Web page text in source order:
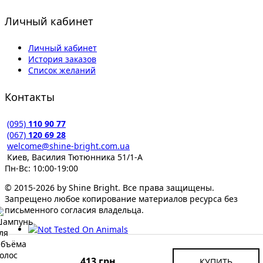
Личный кабинет
Личный кабинет
История заказов
Список желаний
Контакты
(095) 110 90 77
(067) 120 69 28
welcome@shine-bright.com.ua
Киев, Василия Тютюнника 51/1-А
Пн-Вс: 10:00-19:00
© 2015-2026 by Shine Bright. Все права защищены.
Запрещено любое копирование материалов ресурса без
письменного согласия владельца.